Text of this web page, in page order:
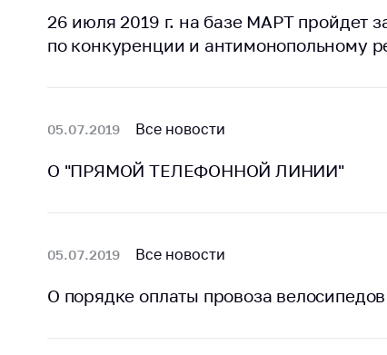
26 июля 2019 г. на базе МАРТ пройдет
по конкуренции и антимонопольному
05.07.2019 Все новости
О "ПРЯМОЙ ТЕЛЕФОННОЙ ЛИНИИ"
05.07.2019 Все новости
О порядке оплаты провоза